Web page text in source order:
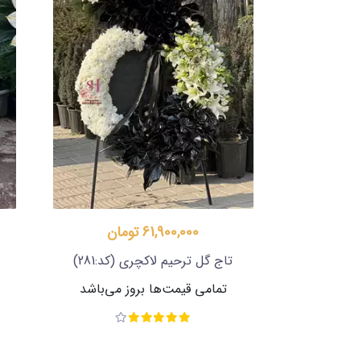
61,900,000 تومان
تاج گل ترحیم لاکچری (کد:281)
تمامی قیمت‌ها بروز می‌باشد